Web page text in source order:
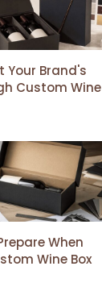
Your Brand's
Custom Wine
When
Wine Box